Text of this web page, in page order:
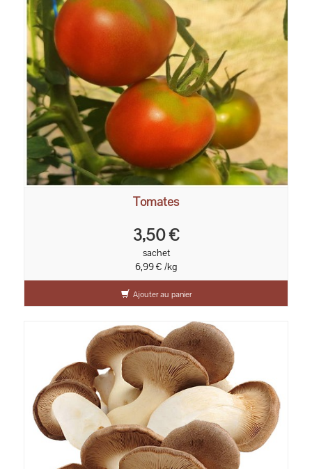
Tomates
3,50 €
sachet
6,99 € /kg
Ajouter au panier